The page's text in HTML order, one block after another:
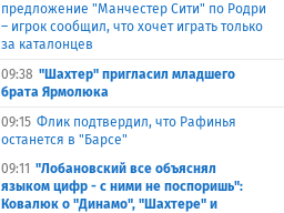
предложение "Манчестер Сити" по Родри
– игрок сообщил, что хочет играть только
за каталонцев
09:38 "Шахтер" пригласил младшего
брата Ярмолюка
09:15 Флик подтвердил, что Рафинья
останется в "Барсе"
09:11 "Лобановский все объяснял
языком цифр - с ними не поспоришь":
Ковалюк о "Динамо", "Шахтере" и